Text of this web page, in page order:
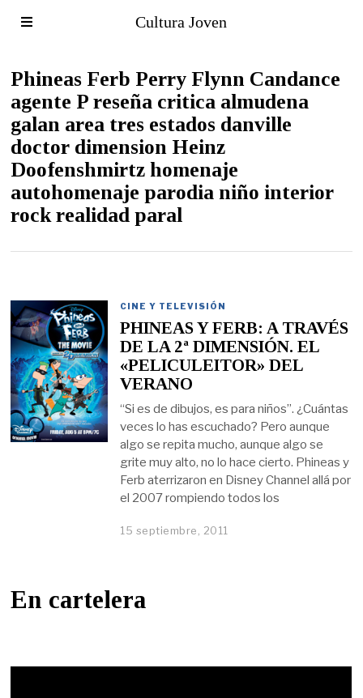
Cultura Joven
Phineas Ferb Perry Flynn Candance
agente P reseña critica almudena
galan area tres estados danville
doctor dimension Heinz
Doofenshmirtz homenaje
autohomenaje parodia niño interior
rock realidad paral
CINE Y TELEVISIÓN
PHINEAS Y FERB: A TRAVÉS
DE LA 2ª DIMENSIÓN. EL
«PELICULEITOR» DEL
VERANO
“Si es de dibujos, es para niños”. ¿Cuántas
veces lo has escuchado? Pero aunque
algo se repita mucho, aunque algo se
grite muy alto, no lo hace cierto. Phineas y
Ferb aterrizaron en Disney Channel allá por
el 2007 rompiendo todos los
15 septiembre, 2011
En cartelera